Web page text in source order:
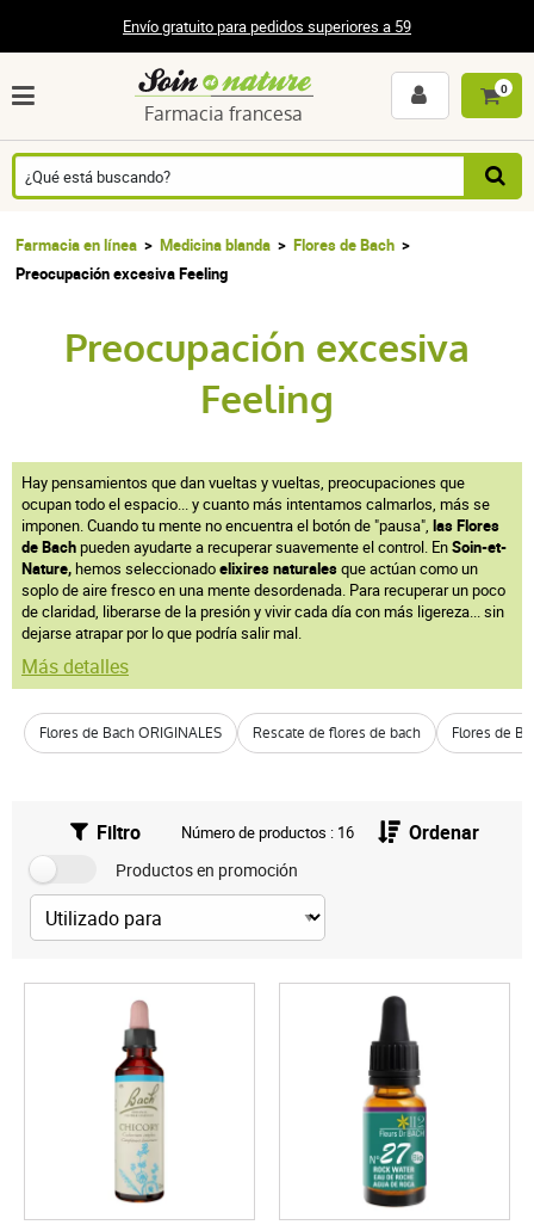
Envío gratuito para pedidos superiores a 59
Farmacia francesa
0
Farmacia en línea Medicina blanda
Flores de Bach
Preocupación excesiva Feeling
Preocupación excesiva
Feeling
Hay pensamientos que dan vueltas y vueltas, preocupaciones que
ocupan todo el espacio... y cuanto más intentamos calmarlos, más se
imponen. Cuando tu mente no encuentra el botón de "pausa", las Flores
de Bachpueden ayudarte a recuperar suavemente el control. EnSoin-et-
Nature,hemos seleccionadoelixires naturalesque actúan como un
soplo de aire fresco en una mente desordenada. Para recuperar un poco
de claridad, liberarse de la presión y vivir cada día con más ligereza... sin
dejarse atrapar por lo que podría salir mal.
Más detalles
Flores de Bach ORIGINALES Rescate de flores de bach Flores de
Filtro Número de productos : 16 Ordenar
Productos en promoción